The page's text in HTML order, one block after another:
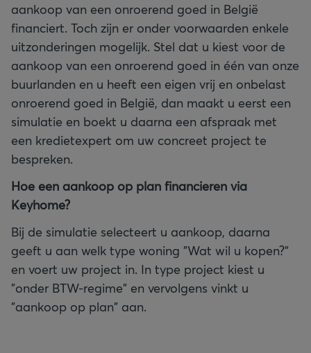
aankoop van een onroerend goed in België
financiert. Toch zijn er onder voorwaarden enkele
uitzonderingen mogelijk. Stel dat u kiest voor de
aankoop van een onroerend goed in één van onze
buurlanden en u heeft een eigen vrij en onbelast
onroerend goed in België, dan maakt u eerst een
simulatie en boekt u daarna een afspraak met
een kredietexpert om uw concreet project te
bespreken.
Hoe een aankoop op plan financieren via
Keyhome?
Bij de simulatie selecteert u aankoop, daarna
geeft u aan welk type woning "Wat wil u kopen?”
en voert uw project in. In type project kiest u
"onder BTW-regime" en vervolgens vinkt u
"aankoop op plan" aan.